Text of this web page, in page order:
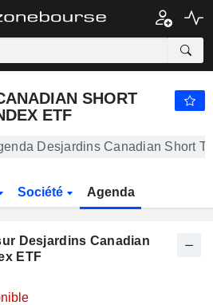
SHORT
ETF
Desjardins Canadian Short
Société Agenda
Desjardins Canadian
ETF